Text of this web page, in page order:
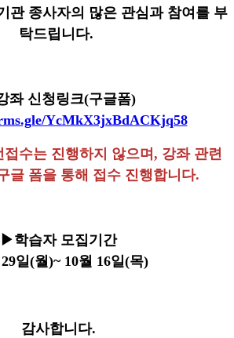
관 종사자의 많은 관심과 참여를 부
탁드립니다.
좌 신청링크(구글폼)
YcMkX3jxBdACKjq58
수는 진행하지 않으며, 강좌 관련
글 폼을 통해 접수 진행합니다.
▶학습자 모집기간
일(월)~ 10월 16일(목)
감사합니다.